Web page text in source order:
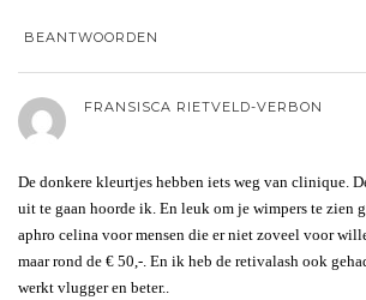
BEANTWOORDEN
FRANSISCA RIETVELD-VERBON
De donkere kleurtjes hebben iets weg van clinique.
uit te gaan hoorde ik. En leuk om je wimpers te zien
aphro celina voor mensen die er niet zoveel voor
maar rond de € 50,-. En ik heb de retivalash ook
werkt vlugger en beter..